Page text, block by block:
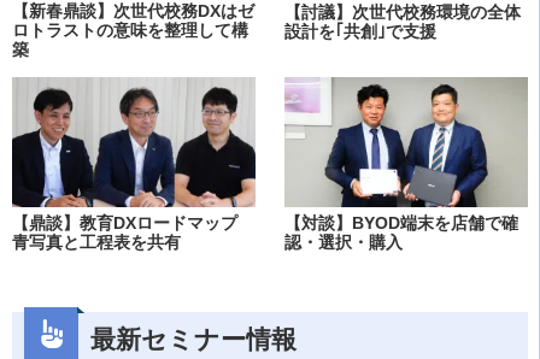
【新春鼎談】次世代校務DXはゼ
ロトラストの意味を整理して構
築
【討議】次世代校務環境の全体
設計を｢共創｣で支援
【鼎談】教育DXロードマップ
青写真と工程表を共有
【対談】BYOD端末を店舗で確
認・選択・購入
最新セミナー情報